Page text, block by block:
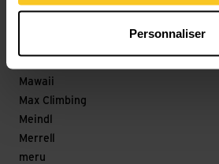
Personnaliser
Marco
Mawaii
Max Climbing
Meindl
Merrell
meru